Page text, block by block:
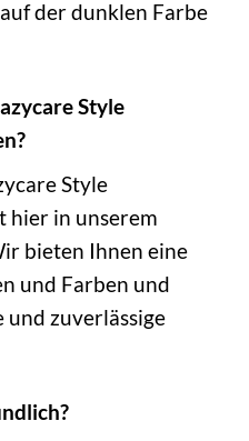
der dunklen Farbe
Style
Style
hier in unserem
bieten Ihnen eine
und Farben und
und zuverlässige